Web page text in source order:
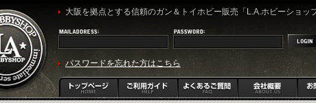
大阪を拠点とする信頼のガン＆トイホビー販売「L.A.ホビーショップ
パスワードを忘れた方はこちら